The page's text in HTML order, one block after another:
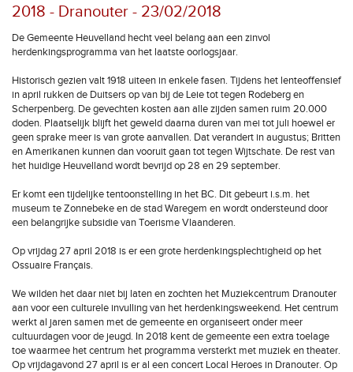
2018 - Dranouter - 23/02/2018
De Gemeente Heuvelland hecht veel belang aan een zinvol
herdenkingsprogramma van het laatste oorlogsjaar.
Historisch gezien valt 1918 uiteen in enkele fasen. Tijdens het lenteoffensief
in april rukken de Duitsers op van bij de Leie tot tegen Rodeberg en
Scherpenberg. De gevechten kosten aan alle zijden samen ruim 20.000
doden. Plaatselijk blijft het geweld daarna duren van mei tot juli hoewel er
geen sprake meer is van grote aanvallen. Dat verandert in augustus; Britten
en Amerikanen kunnen dan vooruit gaan tot tegen Wijtschate. De rest van
het huidige Heuvelland wordt bevrijd op 28 en 29 september.
Er komt een tijdelijke tentoonstelling in het BC. Dit gebeurt i.s.m. het
museum te Zonnebeke en de stad Waregem en wordt ondersteund door
een belangrijke subsidie van Toerisme Vlaanderen.
Op vrijdag 27 april 2018 is er een grote herdenkingsplechtigheid op het
Ossuaire Français.
We wilden het daar niet bij laten en zochten het Muziekcentrum Dranouter
aan voor een culturele invulling van het herdenkingsweekend. Het centrum
werkt al jaren samen met de gemeente en organiseert onder meer
cultuurdagen voor de jeugd. In 2018 kent de gemeente een extra toelage
toe waarmee het centrum het programma versterkt met muziek en theater.
Op vrijdagavond 27 april is er al een concert Local Heroes in Dranouter. Op